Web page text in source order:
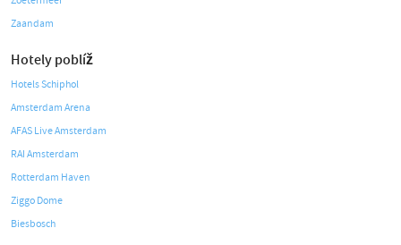
Zaandam
Hotely poblíž
Hotels Schiphol
Amsterdam Arena
AFAS Live Amsterdam
RAI Amsterdam
Rotterdam Haven
Ziggo Dome
Biesbosch